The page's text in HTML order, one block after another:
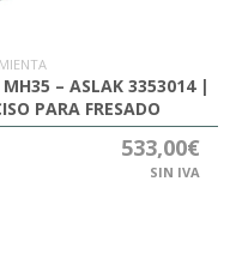
MH35 – ASLAK 3353014 |
PARA FRESADO
533,00€
SIN IVA